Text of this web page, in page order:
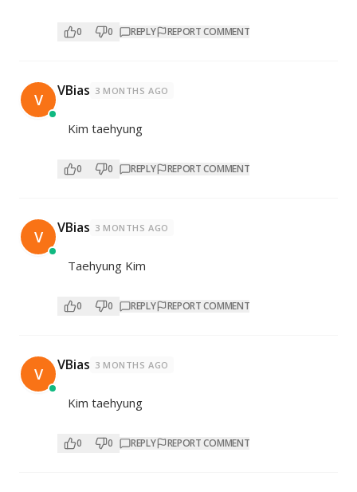
0 0 REPLY REPORT COMMENT
V VBias 3 MONTHS AGO
Kim taehyung
0 0 REPLY REPORT COMMENT
V VBias 3 MONTHS AGO
Taehyung Kim
0 0 REPLY REPORT COMMENT
V VBias 3 MONTHS AGO
Kim taehyung
0 0 REPLY REPORT COMMENT